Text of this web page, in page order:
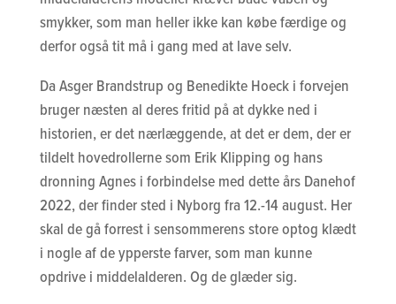
smykker, som man heller ikke kan købe færdige og
derfor også tit må i gang med at lave selv.
Da Asger Brandstrup og Benedikte Hoeck i forvejen
bruger næsten al deres fritid på at dykke ned i
historien, er det nærlæggende, at det er dem, der er
tildelt hovedrollerne som Erik Klipping og hans
dronning Agnes i forbindelse med dette års Danehof
2022, der finder sted i Nyborg fra 12.-14 august. Her
skal de gå forrest i sensommerens store optog klædt
i nogle af de ypperste farver, som man kunne
opdrive i middelalderen. Og de glæder sig.